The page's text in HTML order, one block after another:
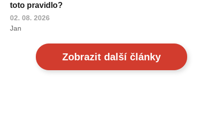
toto pravidlo?
02. 08. 2026
Jan
Zobrazit další články